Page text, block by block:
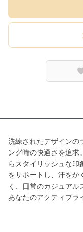
洗練されたデザインの
ング時の快適さを追求
らスタイリッシュな印
をサポートし、汗をか
く、日常のカジュアル
あなたのアクティブラ